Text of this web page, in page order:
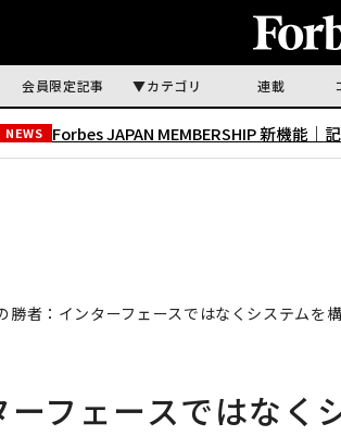
会員限定記事 カテゴリ 連載
NEWS Forbes JAPAN MEMBERSHIP 新機能｜
勝者：インターフェースではなくシステムを
フェースではなく